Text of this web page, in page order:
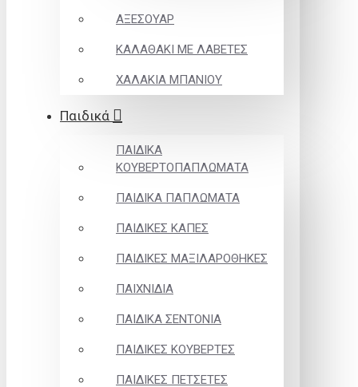
ΑΞΕΣΟΥΑΡ
ΚΑΛΑΘΑΚΙ ΜΕ ΛΑΒΕΤΕΣ
ΧΑΛΑΚΙΑ ΜΠΑΝΙΟΥ
Παιδικά
ΠΑΙΔΙΚΑ
ΚΟΥΒΕΡΤΟΠΑΠΛΩΜΑΤΑ
ΠΑΙΔΙΚΑ ΠΑΠΛΩΜΑΤΑ
ΠΑΙΔΙΚΕΣ ΚΑΠΕΣ
ΠΑΙΔΙΚΕΣ ΜΑΞΙΛΑΡΟΘΗΚΕΣ
ΠΑΙΧΝΙΔΙΑ
ΠΑΙΔΙΚΑ ΣΕΝΤΟΝΙΑ
ΠΑΙΔΙΚΕΣ ΚΟΥΒΕΡΤΕΣ
ΠΑΙΔΙΚΕΣ ΠΕΤΣΕΤΕΣ